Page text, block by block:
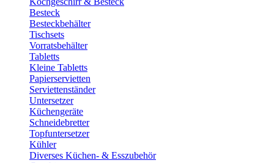
Besteck
Besteckbehälter
Tischsets
Vorratsbehälter
Tabletts
Kleine Tabletts
Papierservietten
Serviettenständer
Untersetzer
Küchengeräte
Schneidebretter
Topfuntersetzer
Kühler
Diverses Küchen- & Esszubehör